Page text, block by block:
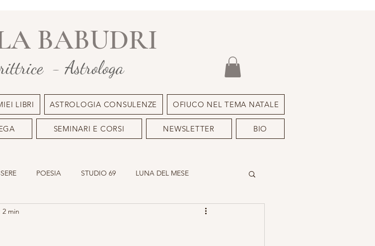
BABUDRI
- Astrologa
LIBRI ASTROLOGIA CONSULENZE OFIUCO NEL TEMA NATALE
SEMINARI E CORSI NEWSLETTER BIO
POESIA STUDIO 69 LUNA DEL MESE
SACRO MASCHILE DEIMON ISPIRATORE
min